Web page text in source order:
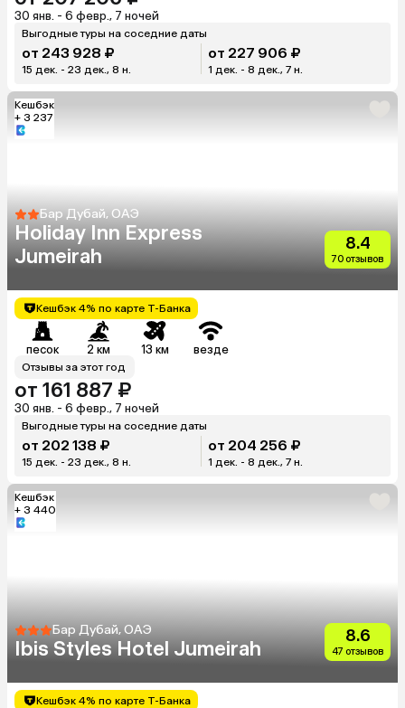
30 янв. - 6 февр., 7 ночей
Выгодные туры на соседние даты
от 243 928 ₽
15 дек. - 23 дек., 8 н.
от 227 906 ₽
1 дек. - 8 дек., 7 н.
Кешбэк
+ 3 237
Бар Дубай, ОАЭ
Holiday Inn Express
Jumeirah
8.4
70 отзывов
Кешбэк 4% по карте Т-Банка
песок 2 км 13 км везде
Отзывы за этот год
от 161 887 ₽
30 янв. - 6 февр., 7 ночей
Выгодные туры на соседние даты
от 202 138 ₽
15 дек. - 23 дек., 8 н.
от 204 256 ₽
1 дек. - 8 дек., 7 н.
Кешбэк
+ 3 440
Бар Дубай, ОАЭ
Ibis Styles Hotel Jumeirah
8.6
47 отзывов
Кешбэк 4% по карте Т-Банка